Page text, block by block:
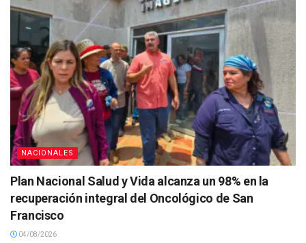
NACIONALES
Plan Nacional Salud y Vida alcanza un 98% en la
recuperación integral del Oncológico de San
Francisco
04/08/2026